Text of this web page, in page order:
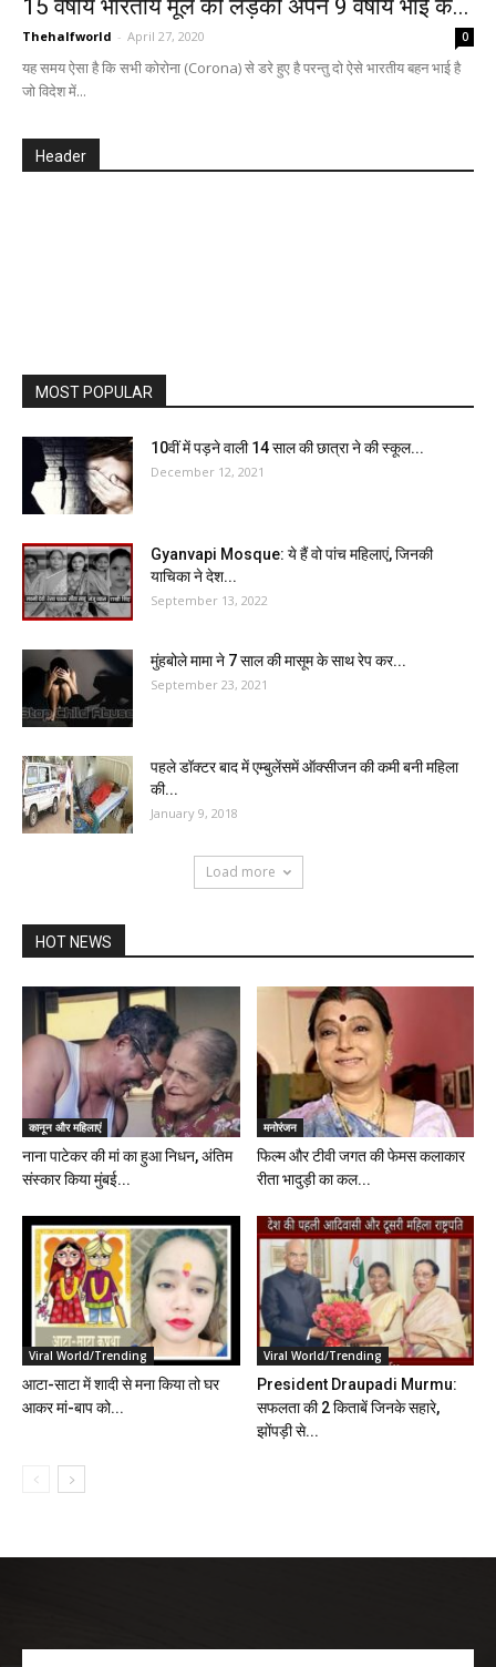
15 वर्षीय भारतीय मूल की लड़की अपने 9 वर्षीय भाई के...
Thehalfworld - April 27, 2020 0
यह समय ऐसा है कि सभी कोरोना (Corona) से डरे हुए है परन्तु दो ऐसे भारतीय बहन भाई है
जो विदेश में...
Header
MOST POPULAR
10वीं में पड़ने वाली 14 साल की छात्रा ने की स्कूल...
December 12, 2021
Gyanvapi Mosque: ये हैं वो पांच महिलाएं, जिनकी
याचिका ने देश...
September 13, 2022
मुंहबोले मामा ने 7 साल की मासूम के साथ रेप कर...
September 23, 2021
पहले डॉक्टर बाद में एम्बुलेंसमें ऑक्सीजन की कमी बनी महिला
की...
January 9, 2018
Load more
HOT NEWS
कानून और महिलाएं
नाना पाटेकर की मां का हुआ निधन, अंतिम
संस्‍कार किया मुंबई...
मनोरंजन
फिल्म और टीवी जगत की फेमस कलाकार
रीता भादुड़ी का कल...
Viral World/Trending
आटा-साटा में शादी से मना किया तो घर
आकर मां-बाप को...
Viral World/Trending
President Draupadi Murmu:
सफलता की 2 किताबें जिनके सहारे,
झोंपड़ी से...